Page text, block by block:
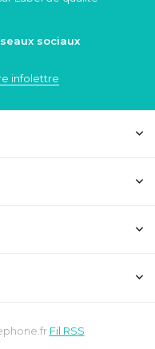
sociaux
infolettre
Fil RSS